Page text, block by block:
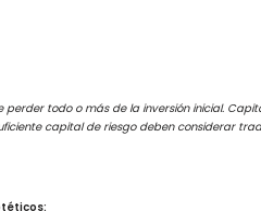
todo o más de la inversión inicial.
capital de riesgo deben considerar